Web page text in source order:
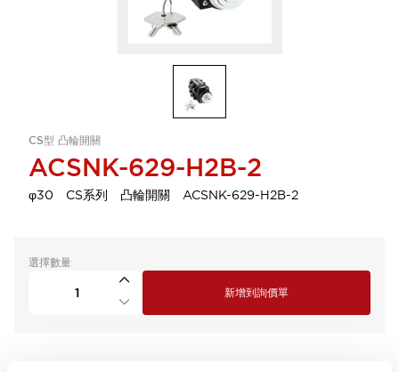
CS型 凸輪開關
ACSNK-629-H2B-2
φ30 CS系列 凸輪開關 ACSNK-629-H2B-2
選擇數量
新增到詢價單